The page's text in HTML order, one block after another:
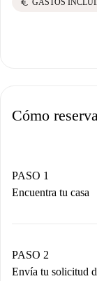
euro GASTOS
Cómo
PASO 1
Encuentra tu casa
Tienes toda
PASO 2
Envía tu solicitud